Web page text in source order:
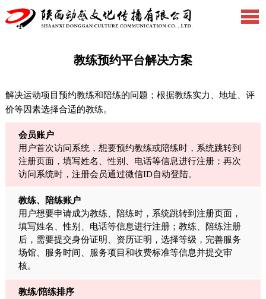
教练预约平台解决方案
解决运动项目预约教练和陪练的问题；根据教练实力、地址、评
价等因素选择合适的教练。
会员账户
用户首次访问系统，想要预约教练或陪练时，系统跳转到
注册页面，填写姓名、性别、电话等信息进行注册；再次
访问系统时，注册会员通过微信ID自动登陆。
教练、陪练账户
用户想要申请成为教练、陪练时，系统跳转到注册页面，
填写姓名、性别、电话等信息进行注册；教练、陪练注册
后，需要提交身份证明、资历证明，选择等级，完善服务
场馆、服务时间、服务项目和收费标准等信息并提交审
核。
教练/陪练排序